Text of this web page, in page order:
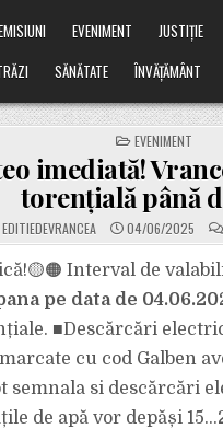
EVENIMENT JUSTIȚIE
SĂNĂTATE ÎNVĂȚĂMÂNT
POSTED
IN
EVENIMENT
imediată!
torențială până
EDITIEDEVRANCEA 04/06/2025
Interval de
pe data de
■Descărcări
cu cod Galben
semnala si descărcări
de apă vor depăși